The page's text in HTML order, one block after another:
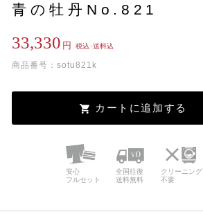
青の牡丹No.821
33,330 円 税込･送料込
商品番号：sotu821k
カートに追加する
安心
フルセット
全国往復
送料無料
クリーニング
不要